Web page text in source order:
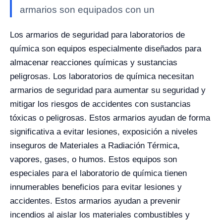
armarios son equipados con un
Los armarios de seguridad para laboratorios de
química son equipos especialmente diseñados para
almacenar reacciones químicas y sustancias
peligrosas. Los laboratorios de química necesitan
armarios de seguridad para aumentar su seguridad y
mitigar los riesgos de accidentes con sustancias
tóxicas o peligrosas. Estos armarios ayudan de forma
significativa a evitar lesiones, exposición a niveles
inseguros de Materiales a Radiación Térmica,
vapores, gases, o humos. Estos equipos son
especiales para el laboratorio de química tienen
innumerables beneficios para evitar lesiones y
accidentes. Estos armarios ayudan a prevenir
incendios al aislar los materiales combustibles y